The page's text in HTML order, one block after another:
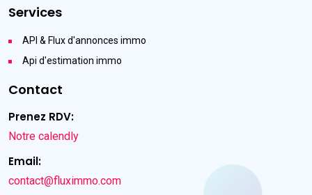
Services
API & Flux d'annonces immo
Api d'estimation immo
Contact
Prenez RDV:
Notre calendly
Email:
contact@fluximmo.com